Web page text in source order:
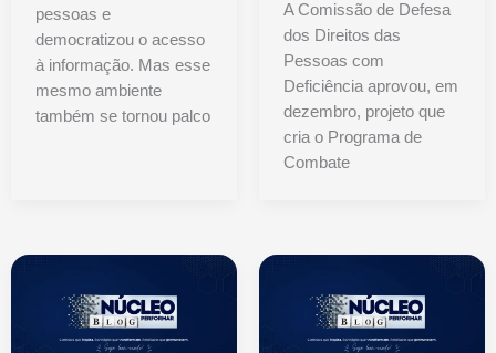
pessoas e
democratizou o acesso
à informação. Mas esse
mesmo ambiente
também se tornou palco
A Comissão de Defesa
dos Direitos das
Pessoas com
Deficiência aprovou, em
dezembro, projeto que
cria o Programa de
Combate